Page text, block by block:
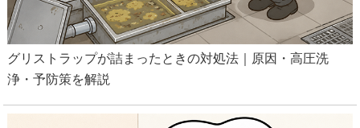
グリストラップが詰まったときの対処法｜原因・高圧洗
浄・予防策を解説